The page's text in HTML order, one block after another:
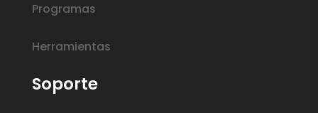
Programas
Herramientas
Soporte